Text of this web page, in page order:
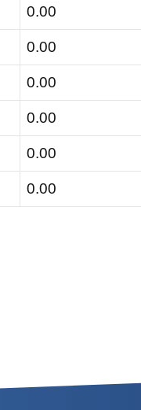
0.00
0.00
0.00
0.00
0.00
0.00